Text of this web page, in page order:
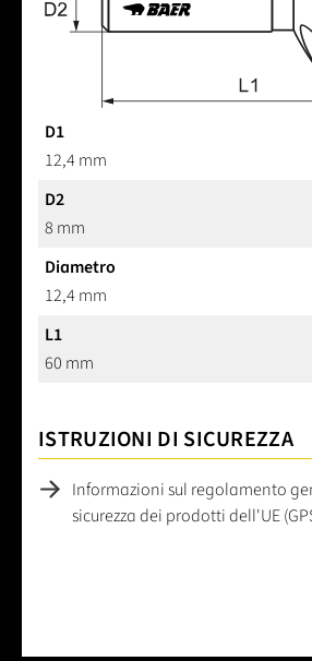
D1
12,4 mm
D2
8 mm
Diametro
12,4 mm
L1
60 mm
ISTRUZIONI DI SICUREZZA
Informazioni sul regolamento
sicurezza dei prodotti dell'UE